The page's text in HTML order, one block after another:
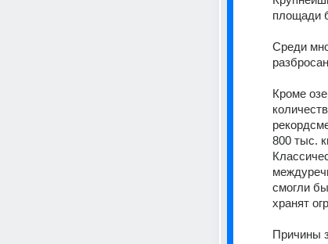
площади
Среди
Кроме
800 тыс.
смогли
хранят
Причины